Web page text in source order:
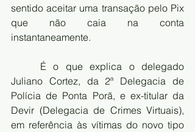
sentido aceitar uma transação pelo Pix
que não caia na conta
instantaneamente.
Juliano Cortez, da 2ª Delegacia de
Polícia de Ponta Porã, e ex-titular da
Devir (Delegacia de Crimes Virtuais),
em referência às vítimas do novo tipo